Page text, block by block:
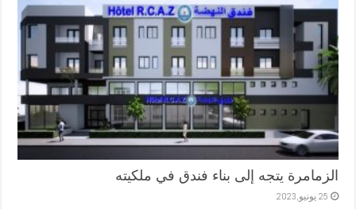
الزمامرة يتجه إلى بناء فندق في ملكيته
25 يونيو,2023